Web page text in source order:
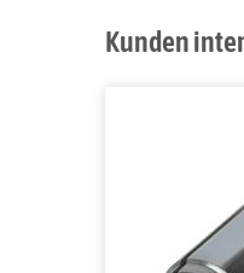
Kunden